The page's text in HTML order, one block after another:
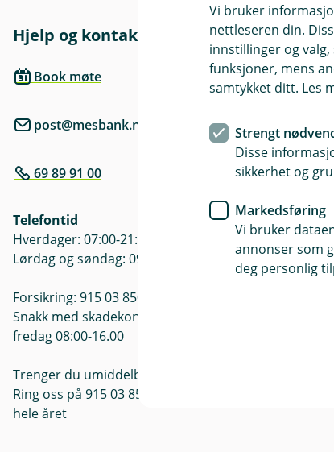
Hjelp og kontakt
Book møte
post@mesbank.no
69 89 91 00
Telefontid
Hverdager: 07:00-21:00
Lørdag og søndag: 09:00-21:00
Forsikring: 915 03 850
Snakk med skadekonsulent: mandag til
fredag 08:00-16.00
Trenger du umiddelbar hjelp?
Ring oss på 915 03 850 døgnet rundt,
hele året
Her
Storgt
Pb 164,
Mandag
Vi bruker
nettleseren din.
innstillinger og
funksjoner, mens
samtykket ditt. Les
Strengt
Disse
sikkerhet og
Markedsføring
Vi bruker
annonser som
deg personlig